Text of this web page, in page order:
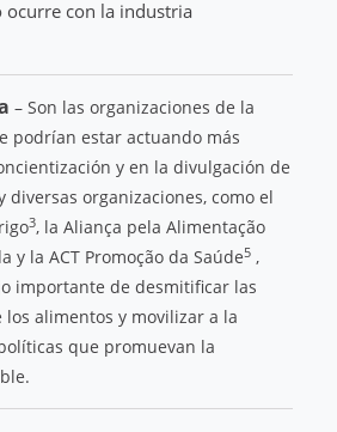
ocurre con la industria
– Son las organizaciones de la
podrían estar actuando más
y en la divulgación de
diversas organizaciones, como el
3, la Aliança pela Alimentação
y la ACT Promoção da Saúde5 ,
importante de desmitificar las
alimentos y movilizar a la
que promuevan la